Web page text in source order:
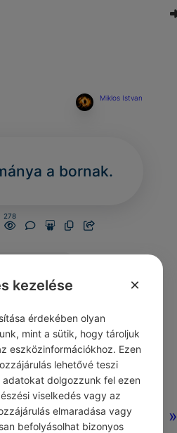
»
Miklos Istvan
a bornak.
278
kezelése ×
érdekében olyan
mint a sütik, hogy tároljuk
eszközinformációkhoz. Ezen
lehetővé teszi
dolgozzunk fel ezen
viselkedés vagy az
elmaradása vagy
befolyásolhat bizonyos